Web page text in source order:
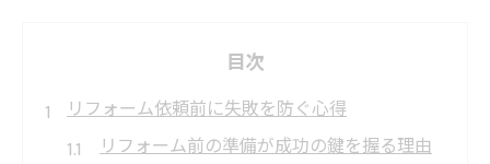
目次
リフォーム依頼前に失敗を防ぐ心得
リフォーム前の準備が成功の鍵を握る理由